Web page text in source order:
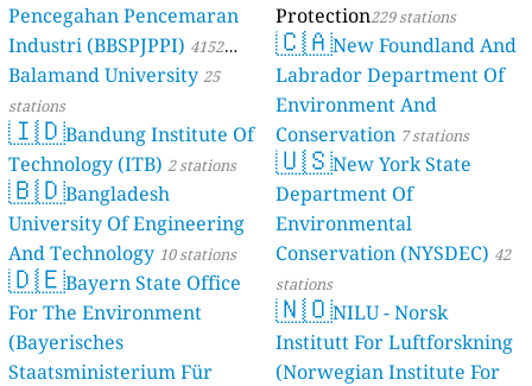
Pencegahan Pencemaran
Industri (BBSPJPPI) 4152
stations
Balamand University25
stations
🇮🇩Bandung Institute Of
Technology (ITB) 2 stations
🇧🇩Bangladesh
University Of Engineering
And Technology 10 stations
🇩🇪Bayern State Office
For The Environment
(Bayerisches
Staatsministerium Für
Protection229 stations
🇨🇦New Foundland And
Labrador Department Of
Environment And
Conservation 7 stations
🇺🇸New York State
Department Of
Environmental
Conservation (NYSDEC) 42
stations
🇳🇴NILU - Norsk
Institutt For Luftforskning
(Norwegian Institute For